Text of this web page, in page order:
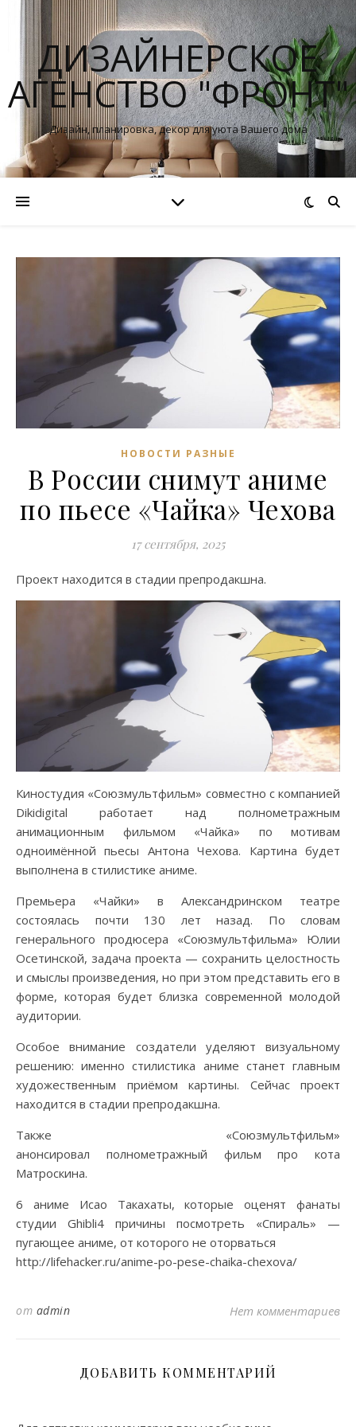
ДИЗАЙНЕРСКОЕ
АГЕНСТВО "ФРОНТ"
Дизайн, планировка, декор для уюта Вашего дома
НОВОСТИ РАЗНЫЕ
В России снимут аниме
по пьесе «Чайка» Чехова
17 сентября, 2025
Проект находится в стадии препродакшна.
Киностудия «Союзмультфильм» совместно с компанией
Dikidigital работает над полнометражным
анимационным фильмом «Чайка» по мотивам
одноимённой пьесы Антона Чехова. Картина будет
выполнена в стилистике аниме.
Премьера «Чайки» в Александринском театре
состоялась почти 130 лет назад. По словам
генерального продюсера «Союзмультфильма» Юлии
Осетинской, задача проекта — сохранить целостность
и смыслы произведения, но при этом представить его в
форме, которая будет близка современной молодой
аудитории.
Особое внимание создатели уделяют визуальному
решению: именно стилистика аниме станет главным
художественным приёмом картины. Сейчас проект
находится в стадии препродакшна.
Также «Союзмультфильм»
анонсировал полнометражный фильм про кота
Матроскина.
6 аниме Исао Такахаты, которые оценят фанаты
студии Ghibli4 причины посмотреть «Спираль» —
пугающее аниме, от которого не оторваться
http://lifehacker.ru/anime-po-pese-chaika-chexova/
от admin Нет комментариев
ДОБАВИТЬ КОММЕНТАРИЙ